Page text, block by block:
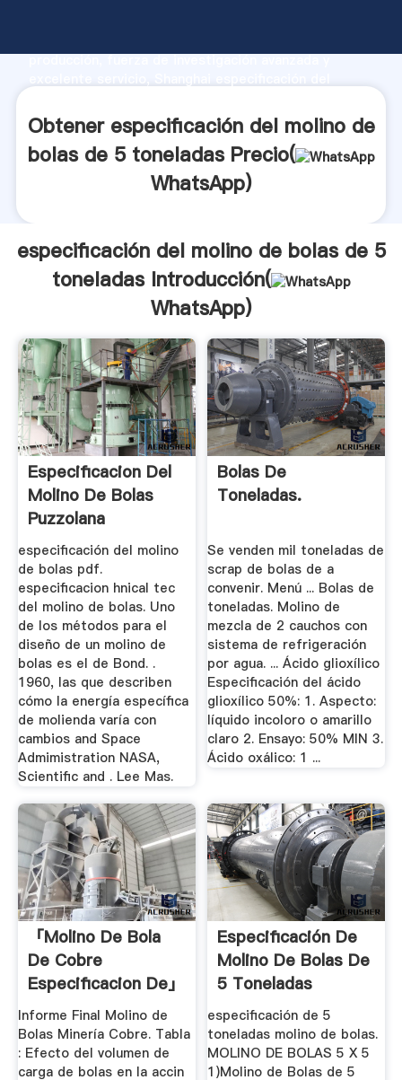
producción, fuerza de investigación avanzada y
valor y aporta valores a todos los clientes.
Obtener especificación del molino de
bolas de 5 toneladas Precio(
WhatsApp)
especificación del molino de bolas de 5
toneladas Introducción(
WhatsApp)
Especificacion Del
Molino De Bolas
Puzzolana
especificación del molino
de bolas pdf.
especificacion hnical tec
del molino de bolas. Uno
de los métodos para el
diseño de un molino de
bolas es el de Bond. .
1960, las que describen
cómo la energía específica
de molienda varía con
cambios and Space
Admimistration NASA,
Scientific and . Lee Mas.
Bolas De
Toneladas.
Se venden mil toneladas de
scrap de bolas de a
convenir. Menú ... Bolas de
toneladas. Molino de
mezcla de 2 cauchos con
sistema de refrigeración
por agua. ... Ácido glioxílico
Especificación del ácido
glioxílico 50%: 1. Aspecto:
líquido incoloro o amarillo
claro 2. Ensayo: 50% MIN 3.
Ácido oxálico: 1 ...
「molino De Bola
De Cobre
Especificacion De」
Informe Final Molino de
Bolas Minería Cobre. Tabla
: Efecto del volumen de
carga de bolas en la accin
Especificación De
Molino De Bolas De
5 Toneladas
especificación de 5
toneladas molino de bolas.
MOLINO DE BOLAS 5 X 5
1)Molino de Bolas de 5